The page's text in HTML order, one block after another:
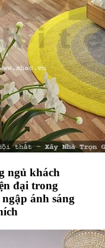
ngủ khách
đại trong
ánh sáng